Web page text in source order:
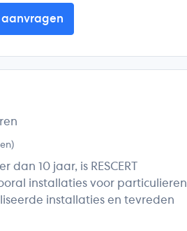
10 jaar, is RESCERT
installaties voor particulieren
installaties en tevreden